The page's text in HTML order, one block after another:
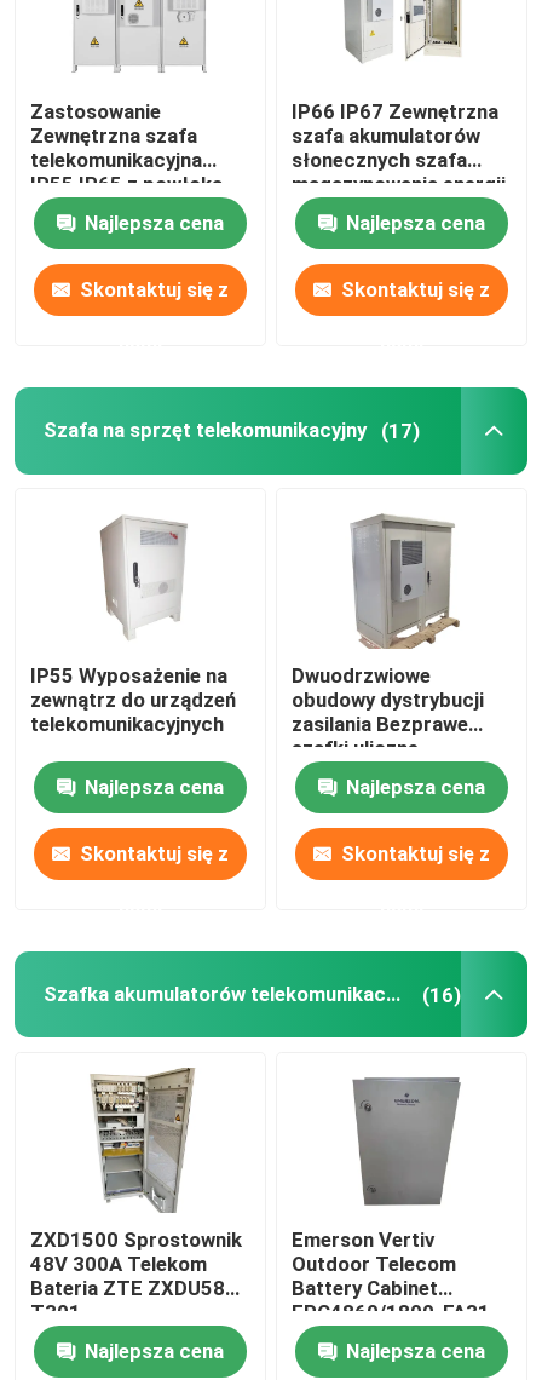
48 V korektor prądu stałego
Flatpack2 Zintegrowany system zasilania
Telekomunikacyjna bateria litowa
Rozwiązania energetyczne CE+T
Zastosowanie
Zewnętrzna szafa
telekomunikacyjna
IP55 IP65 z powłoką
Najlepsza cena
Skontaktuj się z
IP66 IP67 Zewnętrzna
szafa akumulatorów
słonecznych szafa
magazynowania energii
1850*1500*750mm
Najlepsza cena
Skontaktuj się z
Szafa na sprzęt telekomunikacyjny (17)
IP55 Wyposażenie na
zewnątrz do urządzeń
telekomunikacyjnych
Najlepsza cena
Skontaktuj się z
Dwuodrzwiowe
obudowy dystrybucji
zasilania Bezprawe
szafki uliczne
telekomunikacyjne
IP55-IP68Najlepsza cena
Skontaktuj się z
Szafka akumulatorów telekomunikacyjnych (16)
ZXD1500 Sprostownik
48V 300A Telekom
Bateria ZTE ZXDU58
T301
Najlepsza cena
Emerson Vertiv
Outdoor Telecom
Battery Cabinet
EPC4860/1800-FA31
IP55
Najlepsza cena